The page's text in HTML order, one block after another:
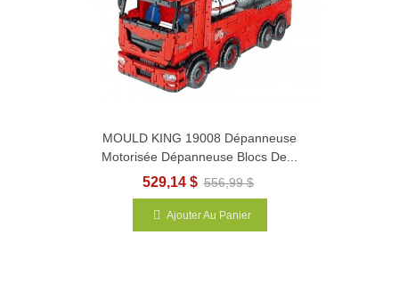
MOULD KING 19008 Dépanneuse
Motorisée Dépanneuse Blocs De...
529,14 $ 556,99 $
Ajouter Au Panier